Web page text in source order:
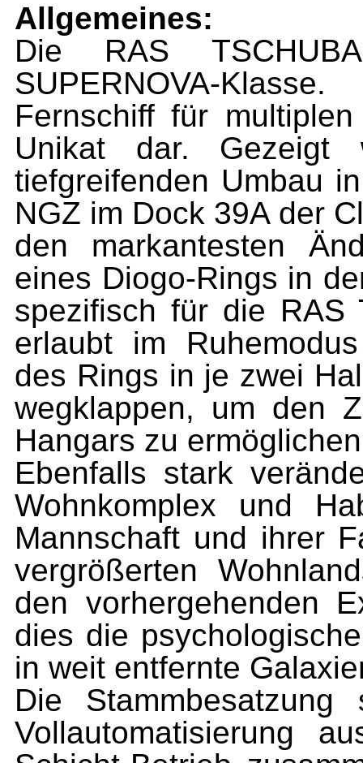
Allgemeines:
Die RAS
SUPERNOVA-
Fernschiff für
Unikat dar.
tiefgreifenden Umbau
NGZ im Dock 39A der
den markantesten
eines Diogo-Rings in
spezifisch für die RAS
erlaubt im
des Rings in je zwei
wegklappen, um den
Hangars zu
Ebenfalls stark
Wohnkomplex und
Mannschaft und ihrer
vergrößerten
den vorhergehenden
dies die
in weit entfernte
Die
Vollautomatisierung